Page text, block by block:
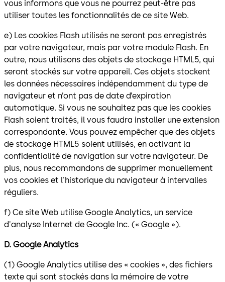
vous informons que vous ne pourrez peut-être pas
utiliser toutes les fonctionnalités de ce site Web.
e) Les cookies Flash utilisés ne seront pas enregistrés
par votre navigateur, mais par votre module Flash. En
outre, nous utilisons des objets de stockage HTML5, qui
seront stockés sur votre appareil. Ces objets stockent
les données nécessaires indépendamment du type de
navigateur et n’ont pas de date d’expiration
automatique. Si vous ne souhaitez pas que les cookies
Flash soient traités, il vous faudra installer une extension
correspondante. Vous pouvez empêcher que des objets
de stockage HTML5 soient utilisés, en activant la
confidentialité de navigation sur votre navigateur. De
plus, nous recommandons de supprimer manuellement
vos cookies et l'historique du navigateur à intervalles
réguliers.
f) Ce site Web utilise Google Analytics, un service
d'analyse Internet de Google Inc. (« Google »).
D. Google Analytics
(1) Google Analytics utilise des « cookies », des fichiers
texte qui sont stockés dans la mémoire de votre